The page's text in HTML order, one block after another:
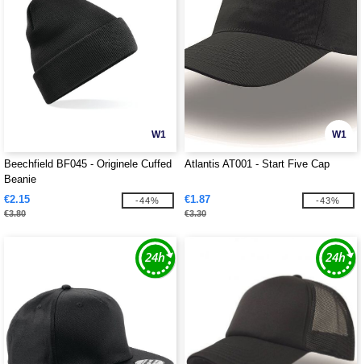
W1
Beechfield BF045 - Originele Cuffed
Beanie
€2.15
€3.80
-44%
W1
Atlantis AT001 - Start Five Cap
€1.87
€3.30
-43%